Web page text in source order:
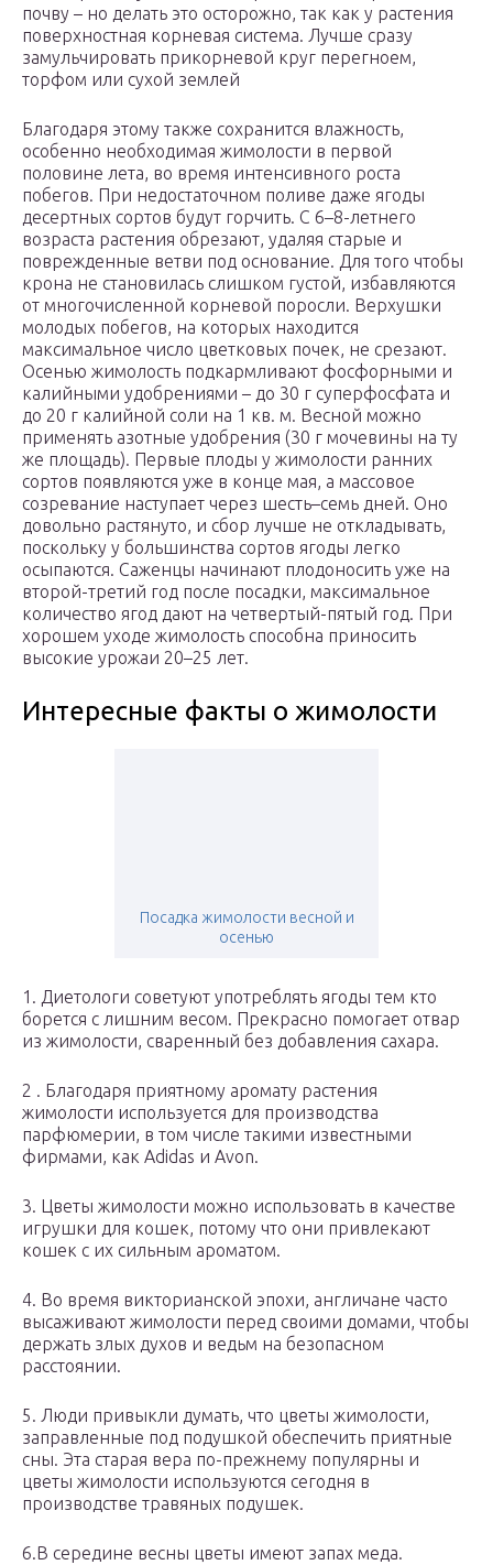
почву – но делать это осторожно, так как у растения
поверхностная корневая система. Лучше сразу
замульчировать прикорневой круг перегноем,
торфом или сухой землей
Благодаря этому также сохранится влажность,
особенно необходимая жимолости в первой
половине лета, во время интенсивного роста
побегов. При недостаточном поливе даже ягоды
десертных сортов будут горчить. С 6–8-летнего
возраста растения обрезают, удаляя старые и
поврежденные ветви под основание. Для того чтобы
крона не становилась слишком густой, избавляются
от многочисленной корневой поросли. Верхушки
молодых побегов, на которых находится
максимальное число цветковых почек, не срезают.
Осенью жимолость подкармливают фосфорными и
калийными удобрениями – до 30 г суперфосфата и
до 20 г калийной соли на 1 кв. м. Весной можно
применять азотные удобрения (30 г мочевины на ту
же площадь). Первые плоды у жимолости ранних
сортов появляются уже в конце мая, а массовое
созревание наступает через шесть–семь дней. Оно
довольно растянуто, и сбор лучше не откладывать,
поскольку у большинства сортов ягоды легко
осыпаются. Саженцы начинают плодоносить уже на
второй-третий год после посадки, максимальное
количество ягод дают на четвертый-пятый год. При
хорошем уходе жимолость способна приносить
высокие урожаи 20–25 лет.
Интересные факты о жимолости
Посадка жимолости весной и
осенью
1. Диетологи советуют употреблять ягоды тем кто
борется с лишним весом. Прекрасно помогает отвар
из жимолости, сваренный без добавления сахара.
2 . Благодаря приятному аромату растения
жимолости используется для производства
парфюмерии, в том числе такими известными
фирмами, как Adidas и Avon.
3. Цветы жимолости можно использовать в качестве
игрушки для кошек, потому что они привлекают
кошек с их сильным ароматом.
4. Во время викторианской эпохи, англичане часто
высаживают жимолости перед своими домами, чтобы
держать злых духов и ведьм на безопасном
расстоянии.
5. Люди привыкли думать, что цветы жимолости,
заправленные под подушкой обеспечить приятные
сны. Эта старая вера по-прежнему популярны и
цветы жимолости используются сегодня в
производстве травяных подушек.
6.В середине весны цветы имеют запах меда.